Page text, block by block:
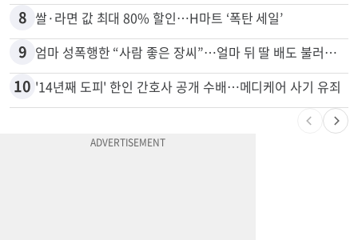
7 응급실서 폭력 환자 제압한 간호사…알고 보니
8 쌀·라면 값 최대 80% 할인…H마트 ‘폭탄 세일’
9 엄마 성폭행한 “사람 좋은 장씨”…얼마 뒤 딸 배도 불러왔다
'14년째 도피' 한인 간호사 공개 수배…메디케어 사기 유죄